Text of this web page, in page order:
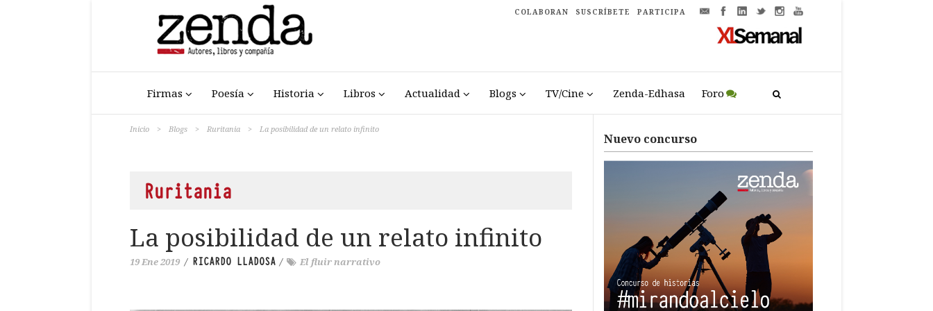
COLABORAN SUSCRÍBETE PARTICIPA
Firmas Poesía Historia Libros Actualidad Blogs TV/Cine Zenda-Edhasa Foro
Inicio > Blogs > Ruritania > La posibilidad de un relato infinito
Ruritania
La posibilidad de un relato infinito
19 Ene 2019 / RICARDO LLADOSA / El fluir narrativo
Nuevo concurso